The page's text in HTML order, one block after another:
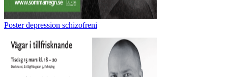
Poster depression schizofreni